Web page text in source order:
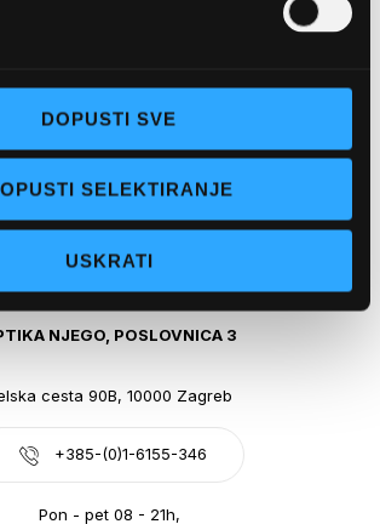
DOPUSTI SVE
SELEKTIRANJE
USKRATI
Pon - pet: 07 - 21h,
Sub: 07-21h
webshop@optikanjego.hr
NJEGO, POSLOVNICA 3
cesta 90B, 10000 Zagreb
+385-(0)1-6155-346
Pon - pet 08 - 21h,